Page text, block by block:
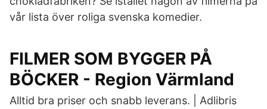
vår lista över roliga svenska komedier.
FILMER SOM BYGGER PÅ
BÖCKER - Region Värmland
Alltid bra priser och snabb leverans. | Adlibris